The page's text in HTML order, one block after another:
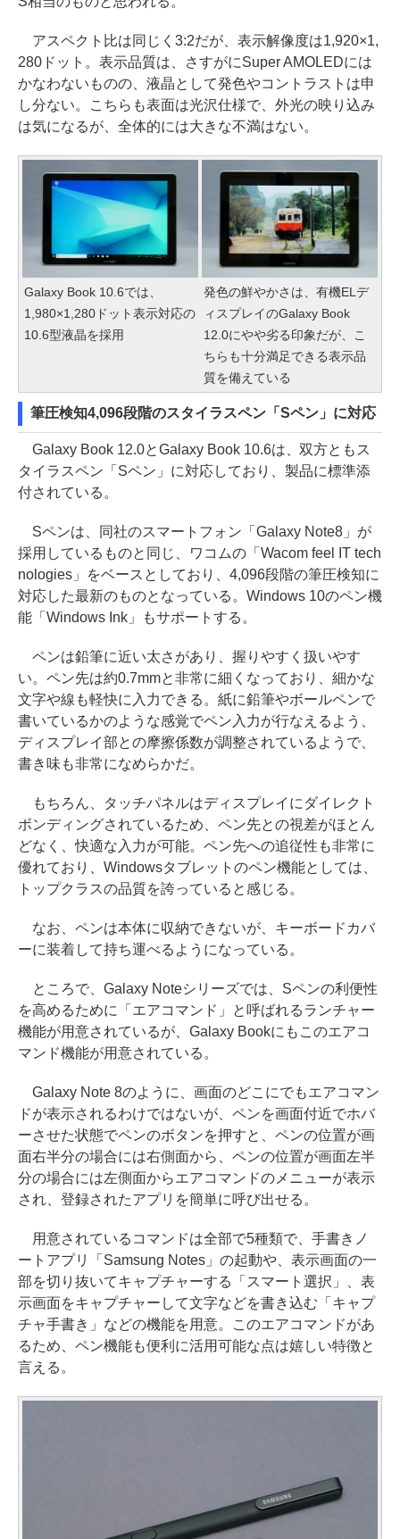
アスペクト比は同じく3:2だが、表示解像度は1,920×1,
280ドット。表示品質は、さすがにSuper AMOLEDには
かなわないものの、液晶として発色やコントラストは申
し分ない。こちらも表面は光沢仕様で、外光の映り込み
は気になるが、全体的には大きな不満はない。
Galaxy Book 10.6では、
1,980×1,280ドット表示対応の
10.6型液晶を採用
発色の鮮やかさは、有機ELデ
ィスプレイのGalaxy Book
12.0にやや劣る印象だが、こ
ちらも十分満足できる表示品
質を備えている
筆圧検知4,096段階のスタイラスペン「Sペン」に対応
Galaxy Book 12.0とGalaxy Book 10.6は、双方ともス
タイラスペン「Sペン」に対応しており、製品に標準添
付されている。
Sペンは、同社のスマートフォン「Galaxy Note8」が
採用しているものと同じ、ワコムの「Wacom feel IT tech
nologies」をベースとしており、4,096段階の筆圧検知に
対応した最新のものとなっている。Windows 10のペン機
能「Windows Ink」もサポートする。
ペンは鉛筆に近い太さがあり、握りやすく扱いやす
い。ペン先は約0.7mmと非常に細くなっており、細かな
文字や線も軽快に入力できる。紙に鉛筆やボールペンで
書いているかのような感覚でペン入力が行なえるよう、
ディスプレイ部との摩擦係数が調整されているようで、
書き味も非常になめらかだ。
もちろん、タッチパネルはディスプレイにダイレクト
ボンディングされているため、ペン先との視差がほとん
どなく、快適な入力が可能。ペン先への追従性も非常に
優れており、Windowsタブレットのペン機能としては、
トップクラスの品質を誇っていると感じる。
なお、ペンは本体に収納できないが、キーボードカバ
ーに装着して持ち運べるようになっている。
ところで、Galaxy Noteシリーズでは、Sペンの利便性
を高めるために「エアコマンド」と呼ばれるランチャー
機能が用意されているが、Galaxy Bookにもこのエアコ
マンド機能が用意されている。
Galaxy Note 8のように、画面のどこにでもエアコマン
ドが表示されるわけではないが、ペンを画面付近でホバ
ーさせた状態でペンのボタンを押すと、ペンの位置が画
面右半分の場合には右側面から、ペンの位置が画面左半
分の場合には左側面からエアコマンドのメニューが表示
され、登録されたアプリを簡単に呼び出せる。
用意されているコマンドは全部で5種類で、手書きノ
ートアプリ「Samsung Notes」の起動や、表示画面の一
部を切り抜いてキャプチャーする「スマート選択」、表
示画面をキャプチャーして文字などを書き込む「キャプ
チャ手書き」などの機能を用意。このエアコマンドがあ
るため、ペン機能も便利に活用可能な点は嬉しい特徴と
言える。